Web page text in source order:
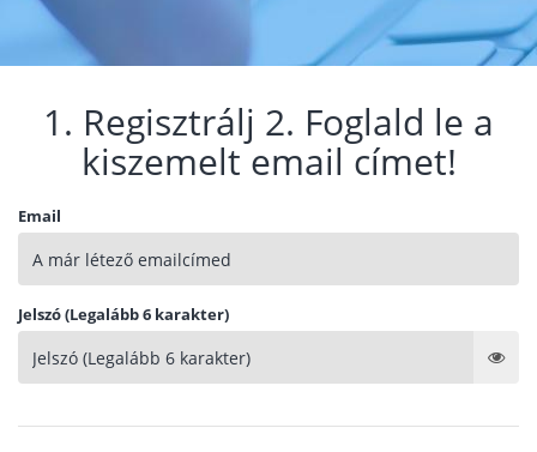
1. Regisztrálj 2. Foglald le a
kiszemelt email címet!
Email
Jelszó (Legalább 6 karakter)